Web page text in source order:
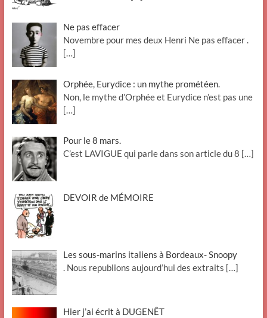
Ne pas effacer
Novembre pour mes deux Henri Ne pas effacer .
[…]
Orphée, Eurydice : un mythe prométéen.
Non, le mythe d’Orphée et Eurydice n’est pas une
[…]
Pour le 8 mars.
C’est LAVIGUE qui parle dans son article du 8 […]
DEVOIR de MÉMOIRE
Les sous-marins italiens à Bordeaux- Snoopy
. Nous republions aujourd’hui des extraits […]
Hier j’ai écrit à DUGENÊT